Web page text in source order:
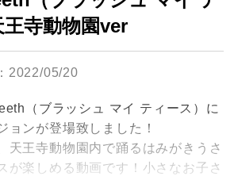
寺動物園ver
2022/05/20
（ブラッシュ マイ ティース）に
ョンが登場致しました！
天王寺動物園内で踊るはみがきうさ
が楽しめる動画です！小さなお子さ